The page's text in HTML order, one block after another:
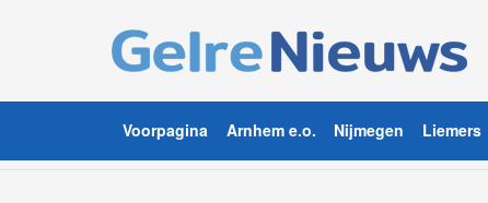
Voorpagina Arnhem e.o. Nijmegen Liemers